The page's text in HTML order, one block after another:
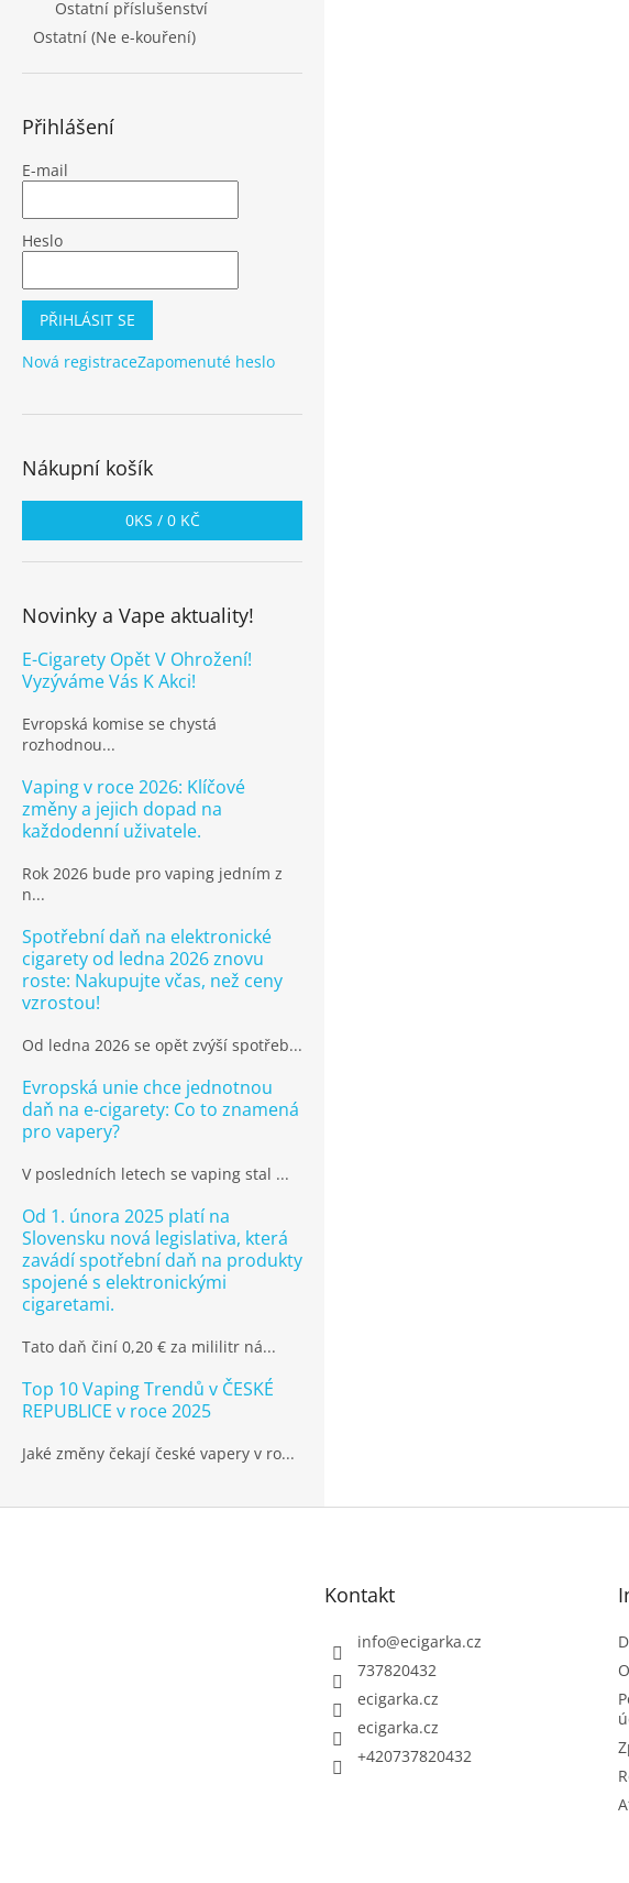
Ostatní příslušenství
Ostatní (Ne e-kouření)
Přihlášení
E-mail
Heslo
PŘIHLÁSIT SE
Nová registraceZapomenuté heslo
Nákupní košík
0KS / 0 KČ
Novinky a Vape aktuality!
E-Cigarety Opět V Ohrožení!
Vyzýváme Vás K Akci!
Evropská komise se chystá
rozhodnou...
Vaping v roce 2026: Klíčové
změny a jejich dopad na
každodenní uživatele.
Rok 2026 bude pro vaping jedním z
n...
Spotřební daň na elektronické
cigarety od ledna 2026 znovu
roste: Nakupujte včas, než ceny
vzrostou!
Od ledna 2026 se opět zvýší spotřeb...
Evropská unie chce jednotnou
daň na e-cigarety: Co to znamená
pro vapery?
V posledních letech se vaping stal ...
Od 1. února 2025 platí na
Slovensku nová legislativa, která
zavádí spotřební daň na produkty
spojené s elektronickými
cigaretami.
Tato daň činí 0,20 € za mililitr ná...
Top 10 Vaping Trendů v ČESKÉ
REPUBLICE v roce 2025
Jaké změny čekají české vapery v ro...
Kontakt
info@ecigarka.cz
737820432
ecigarka.cz
ecigarka.cz
+420737820432